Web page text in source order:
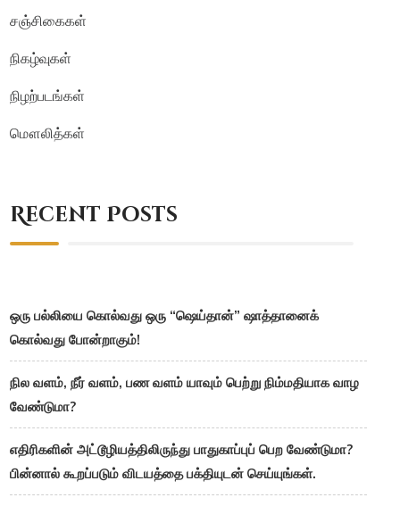
சஞ்சிகைகள்
நிகழ்வுகள்
நிழற்படங்கள்
மௌலித்கள்
Recent Posts
ஒரு பல்லியை கொல்வது ஒரு “ஷெய்தான்” ஷாத்தானைக்
கொல்வது போன்றாகும்!
நில வளம், நீர் வளம், பண வளம் யாவும் பெற்று நிம்மதியாக வாழ
வேண்டுமா?
எதிரிகளின் அட்டூழியத்திலிருந்து பாதுகாப்புப் பெற வேண்டுமா?
பின்னால் கூறப்படும் விடயத்தை பக்தியுடன் செய்யுங்கள்.